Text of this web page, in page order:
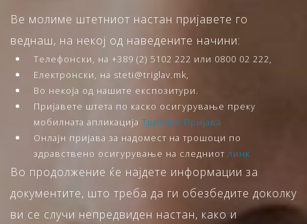
Ве молиме штетниот настан пријавете го
веднаш, на некој од наведените начини:
Телефонски, на +389 (2) 5102 222 или 0800 02 222,
Електронски, на steti@triglav.mk,
Во некоја од нашите експозитури.
Пријавете штета по каско осигурување преку
мобилната апликација Триглав Пријава
Онлајн пријава за надомест на трошоци по
здравствено осигурување на следниот линк
Во продолжение ќе најдете информации за
документите, што треба да ги обезбедите доколку
ви се случи непредвиден настан, како и